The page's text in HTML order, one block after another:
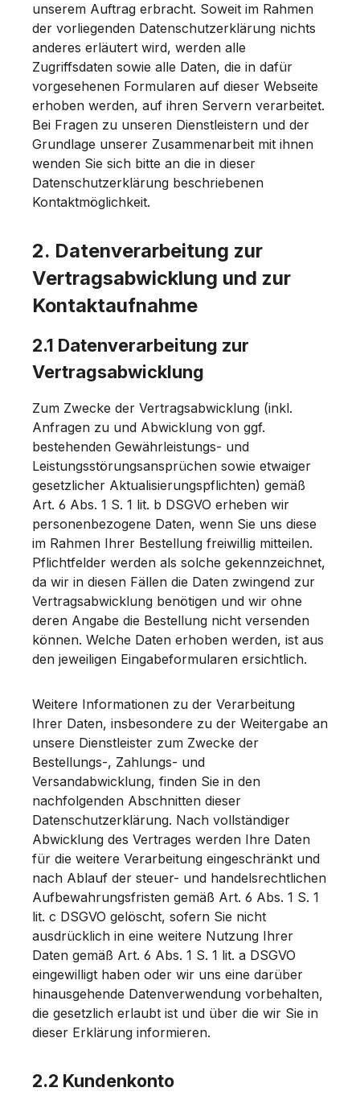
unserem Auftrag erbracht. Soweit im Rahmen
der vorliegenden Datenschutzerklärung nichts
anderes erläutert wird, werden alle
Zugriffsdaten sowie alle Daten, die in dafür
vorgesehenen Formularen auf dieser Webseite
erhoben werden, auf ihren Servern verarbeitet.
Bei Fragen zu unseren Dienstleistern und der
Grundlage unserer Zusammenarbeit mit ihnen
wenden Sie sich bitte an die in dieser
Datenschutzerklärung beschriebenen
Kontaktmöglichkeit.
2. Datenverarbeitung zur
Vertragsabwicklung und zur
Kontaktaufnahme
2.1 Datenverarbeitung zur
Vertragsabwicklung
Zum Zwecke der Vertragsabwicklung (inkl.
Anfragen zu und Abwicklung von ggf.
bestehenden Gewährleistungs- und
Leistungsstörungsansprüchen sowie etwaiger
gesetzlicher Aktualisierungspflichten) gemäß
Art. 6 Abs. 1 S. 1 lit. b DSGVO erheben wir
personenbezogene Daten, wenn Sie uns diese
im Rahmen Ihrer Bestellung freiwillig mitteilen.
Pflichtfelder werden als solche gekennzeichnet,
da wir in diesen Fällen die Daten zwingend zur
Vertragsabwicklung benötigen und wir ohne
deren Angabe die Bestellung nicht versenden
können. Welche Daten erhoben werden, ist aus
den jeweiligen Eingabeformularen ersichtlich.
Weitere Informationen zu der Verarbeitung
Ihrer Daten, insbesondere zu der Weitergabe an
unsere Dienstleister zum Zwecke der
Bestellungs-, Zahlungs- und
Versandabwicklung, finden Sie in den
nachfolgenden Abschnitten dieser
Datenschutzerklärung. Nach vollständiger
Abwicklung des Vertrages werden Ihre Daten
für die weitere Verarbeitung eingeschränkt und
nach Ablauf der steuer- und handelsrechtlichen
Aufbewahrungsfristen gemäß Art. 6 Abs. 1 S. 1
lit. c DSGVO gelöscht, sofern Sie nicht
ausdrücklich in eine weitere Nutzung Ihrer
Daten gemäß Art. 6 Abs. 1 S. 1 lit. a DSGVO
eingewilligt haben oder wir uns eine darüber
hinausgehende Datenverwendung vorbehalten,
die gesetzlich erlaubt ist und über die wir Sie in
dieser Erklärung informieren.
2.2 Kundenkonto